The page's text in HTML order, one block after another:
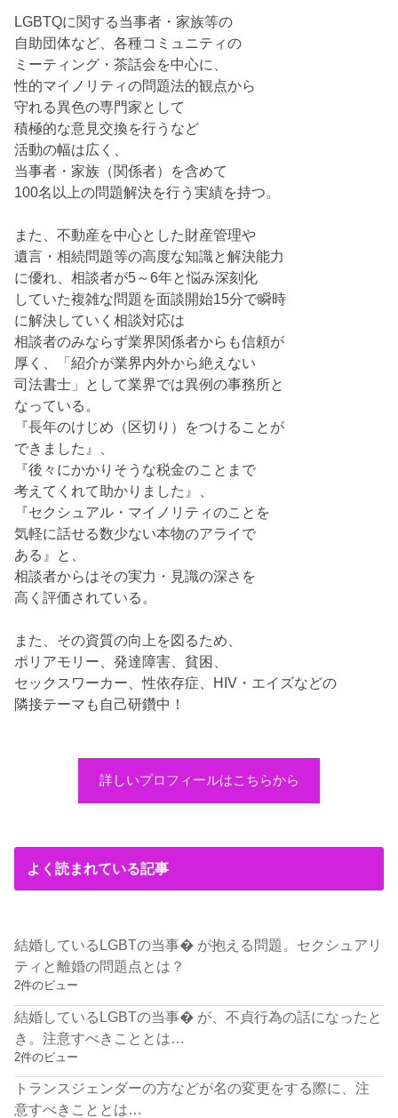
LGBTQに関する当事者・家族等の
自助団体など、各種コミュニティの
ミーティング・茶話会を中心に、
性的マイノリティの問題法的観点から
守れる異色の専門家として
積極的な意見交換を行うなど
活動の幅は広く、
当事者・家族（関係者）を含めて
100名以上の問題解決を行う実績を持つ。
また、不動産を中心とした財産管理や
遺言・相続問題等の高度な知識と解決能力
に優れ、相談者が5～6年と悩み深刻化
していた複雑な問題を面談開始15分で瞬時
に解決していく相談対応は
相談者のみならず業界関係者からも信頼が
厚く、「紹介が業界内外から絶えない
司法書士」として業界では異例の事務所と
なっている。
『長年のけじめ（区切り）をつけることが
できました』、
『後々にかかりそうな税金のことまで
考えてくれて助かりました』、
『セクシュアル・マイノリティのことを
気軽に話せる数少ない本物のアライで
ある』と、
相談者からはその実力・見識の深さを
高く評価されている。
また、その資質の向上を図るため、
ポリアモリー、発達障害、貧困、
セックスワーカー、性依存症、HIV・エイズなどの
隣接テーマも自己研鑽中！
詳しいプロフィールはこちらから
よく読まれている記事
結婚しているLGBTの当事� が抱える問題。セクシュアリ
ティと離婚の問題点とは？
2件のビュー
結婚しているLGBTの当事� が、不貞行為の話になったと
き。注意すべきこととは…
2件のビュー
トランスジェンダーの方などが名の変更をする際に、注
意すべきこととは…